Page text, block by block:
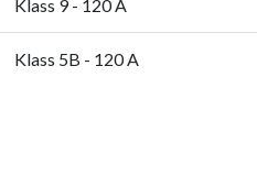
Klass 9 - 120 A
Klass 5B - 120 A